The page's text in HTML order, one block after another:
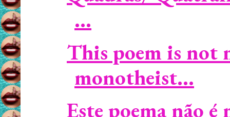
...
This poem is not
monotheist...
Este poema não é